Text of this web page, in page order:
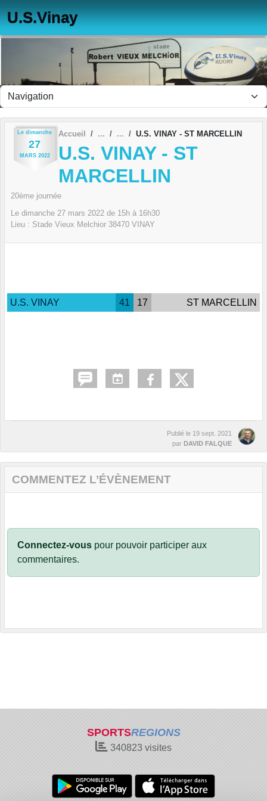
U.S.Vinay
Le dimanche
27
MARS 2022
Accueil U.S. VINAY - ST MARCELLIN
U.S. VINAY - ST
MARCELLIN
20ème journée
Le dimanche 27 mars 2022 de 15h à 16h30
Lieu : Stade Vieux Melchior 38470 VINAY
U.S. VINAY 41 17 ST MARCELLIN
Publié le 19 sept. 2021
par DAVID FALQUE
COMMENTEZ L’ÉVÈNEMENT
Connectez-vous pour pouvoir participer aux
commentaires.
SPORTSREGIONS
340823 visites